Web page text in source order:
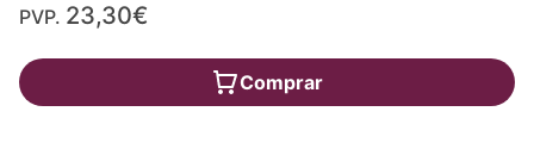
PVP. 23,30€
Comprar